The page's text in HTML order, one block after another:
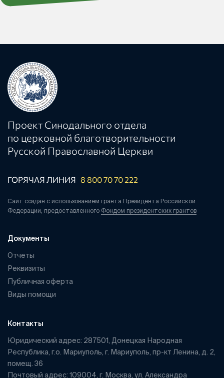
Проект Синодального отдела
по церковной благотворительности
Русской Православной Церкви
ГОРЯЧАЯ ЛИНИЯ 8 800 70 70 222
Сайт создан с использованием гранта Президента Российской
Федерации, предоставленного Фондом президентских грантов
Документы
Отчеты
Реквизиты
Публичная оферта
Виды помощи
Контакты
Юридический адрес: 287501, Донецкая Народная
Республика, г.о. Мариуполь, г. Мариуполь, пр-кт Ленина, д. 2,
помещ. 36
Почтовый адрес: 109004, г. Москва, ул. Александра